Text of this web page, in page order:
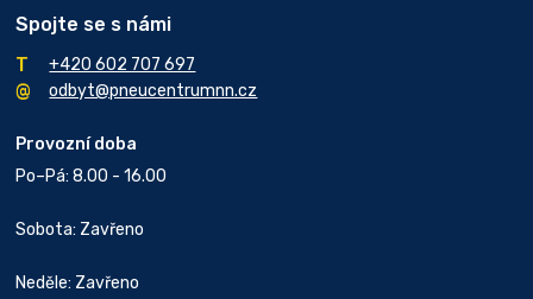
Spojte se s námi
+420 602 707 697
odbyt@pneucentrumnn.cz
Provozní doba
Po–Pá: 8.00 - 16.00
Sobota: Zavřeno
Neděle: Zavřeno